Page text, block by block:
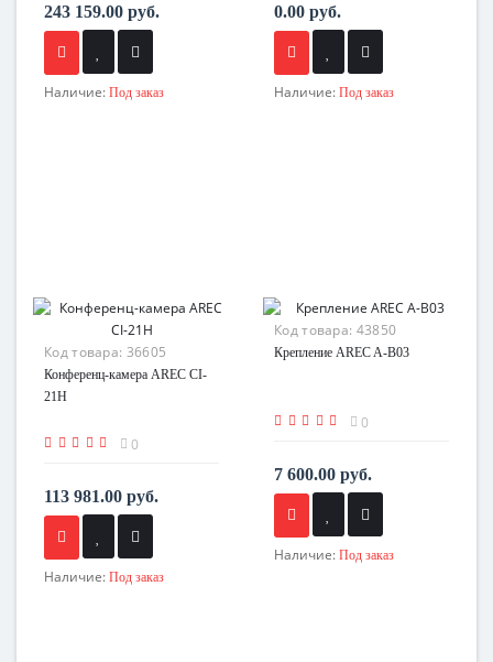
243 159.00 руб.
Наличие: Под заказ
0.00 руб.
Наличие: Под заказ
Код товара: 36605
Конференц-камера AREC CI-
21H
0
113 981.00 руб.
Наличие: Под заказ
Код товара: 43850
Крепление AREC A-B03
0
7 600.00 руб.
Наличие: Под заказ